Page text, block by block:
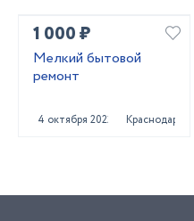
1 000 ₽
Мелкий бытовой
ремонт
4 октября 2022 Краснодар